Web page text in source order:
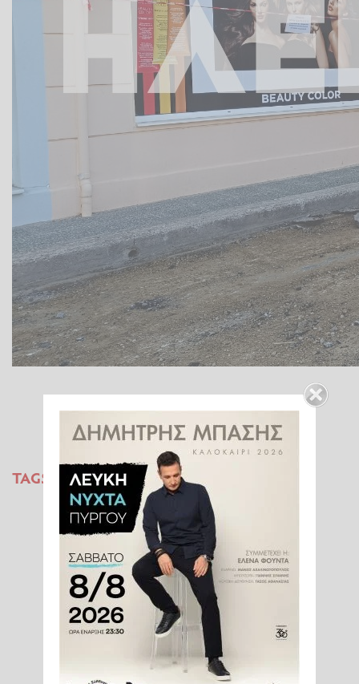
TAGS: ΠΥΡΓΟΣ
ΟΔΟΣ ΙΩΑΝΝΙΝΩΝ
ΑΝΑΠΛΑΣΗ